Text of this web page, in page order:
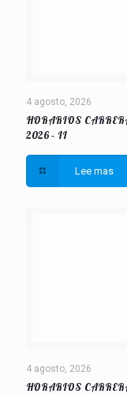
4 agosto, 2026
HORARIOS
2026 – II
Lee mas
4 agosto, 2026
HORARIOS